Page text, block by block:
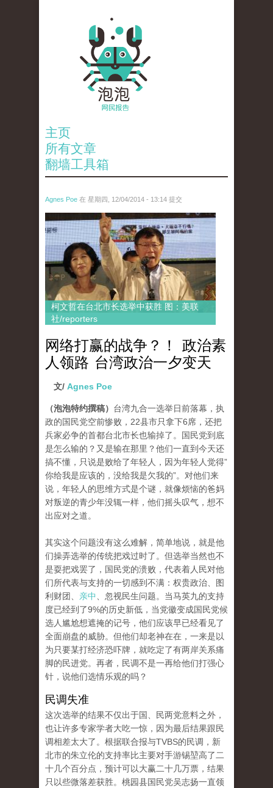
主页
所有文章
翻墙工具箱
Agnes Poe 在 星期四, 12/04/2014 - 13:14 提交
reporters_18361962.jpg
柯文哲在台北市长选举中获胜 图：美联
社/reporters
网络打赢的战争？！ 政治素
人领路 台湾政治一夕变天
文/ Agnes Poe
（泡泡特约撰稿） 台湾九合一选举日前落幕，执
政的国民党空前惨败，22县市只拿下6席，还把
兵家必争的首都台北市长也输掉了。国民党到底
是怎么输的？又是输在那里？他们一直到今天还
搞不懂，只说是败给了年轻人，因为年轻人觉得”
你给我是应该的，没给我是欠我的”。对他们来
说，年轻人的思维方式是个谜，就像烦恼的爸妈
对叛逆的青少年没辄一样，他们摇头叹气，想不
出应对之道。
其实这个问题没有这么难解，简单地说，就是他
们操弄选举的传统把戏过时了。但选举当然也不
是耍把戏罢了，国民党的溃败，代表着人民对他
们所代表与支持的一切感到不满：权贵政治、图
利财团、 亲中
、忽视民生问题。当马英九的支持
度已经到了9%的历史新低，当党徽变成国民党候
选人尴尬想遮掩的记号，他们应该早已经看见了
全面崩盘的威胁。但他们却老神在在，一来是以
为只要某打经济恐吓牌，就吃定了有两岸关系痛
脚的民进党。再者，民调不是一再给他们打强心
针，说他们选情乐观的吗？
民调失准
这次选举的结果不仅出于国、民两党意料之外，
也让许多专家学者大吃一惊，因为最后结果跟民
调相差太大了。根据联合报与TVBS的民调，新
北市的朱立伦的支持率比主要对手游锡堃高了二
十几个百分点，预计可以大赢二十几万票，结果
只以些微落差获胜。桃园县国民党吴志扬一直领